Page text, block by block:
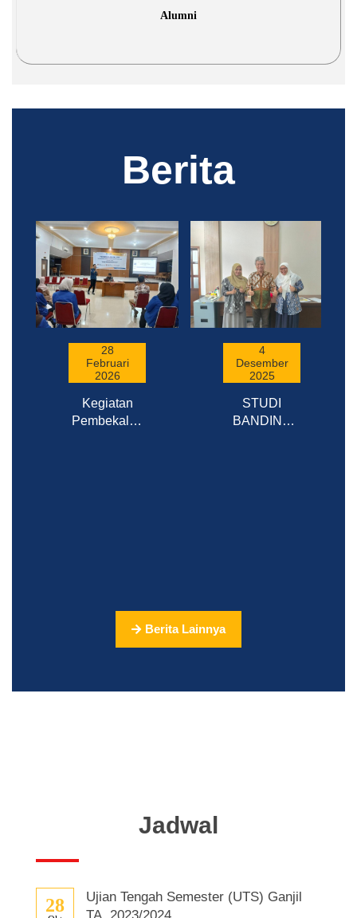
Alumni
Berita
28
Februari
2026
Kegiatan
Pembekalan
4
Desember
2025
STUDI
BANDING
GADJAH
Berita Lainnya
Jadwal
28
Ujian Tengah Semester (UTS) Ganjil